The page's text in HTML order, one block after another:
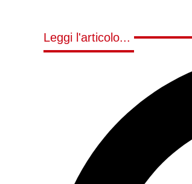
Leggi l'articolo...